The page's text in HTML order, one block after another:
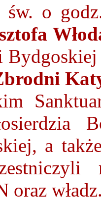
św. o
a
oraz